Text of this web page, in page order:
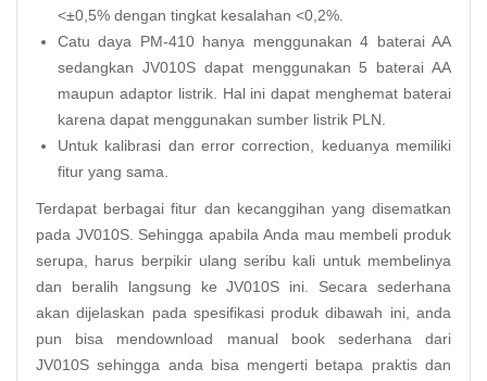
<±0,5% dengan tingkat kesalahan <0,2%.
Catu daya PM-410 hanya menggunakan 4 baterai AA
sedangkan JV010S dapat menggunakan 5 baterai AA
maupun adaptor listrik. Hal ini dapat menghemat baterai
karena dapat menggunakan sumber listrik PLN.
Untuk kalibrasi dan error correction, keduanya memiliki
fitur yang sama.
Terdapat berbagai fitur dan kecanggihan yang disematkan
pada JV010S. Sehingga apabila Anda mau membeli produk
serupa, harus berpikir ulang seribu kali untuk membelinya
dan beralih langsung ke JV010S ini. Secara sederhana
akan dijelaskan pada spesifikasi produk dibawah ini, anda
pun bisa mendownload manual book sederhana dari
JV010S sehingga anda bisa mengerti betapa praktis dan